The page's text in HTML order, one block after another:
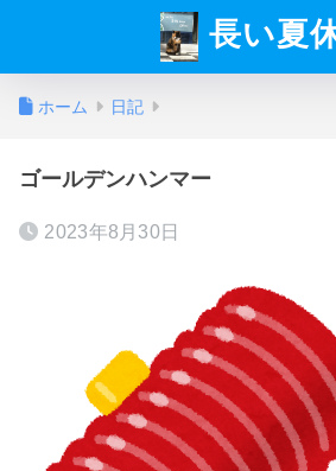
長い夏
ホーム 日記
ゴールデンハンマー
2023年8月30日